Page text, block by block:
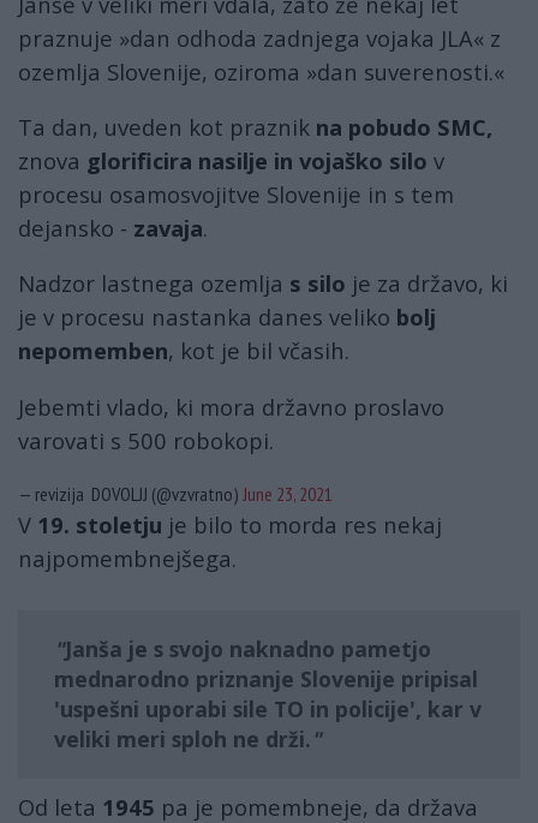
praznuje »dan odhoda zadnjega vojaka JLA« z
ozemlja Slovenije, oziroma »dan suverenosti.«
Ta dan, uveden kot praznik na pobudo SMC,
znova glorificira nasilje in vojaško silo v
procesu osamosvojitve Slovenije in s tem
dejansko - zavaja.
Nadzor lastnega ozemlja s silo je za državo, ki
je v procesu nastanka danes veliko bolj
nepomemben, kot je bil včasih.
Jebemti vlado, ki mora državno proslavo
varovati s 500 robokopi.
— revizija DOVOLJJ (@vzvratno) June 23, 2021
V 19. stoletju je bilo to morda res nekaj
najpomembnejšega.
Janša je s svojo naknadno pametjo
mednarodno priznanje Slovenije pripisal
'uspešni uporabi sile TO in policije', kar v
veliki meri sploh ne drži.
Od leta 1945 pa je pomembneje, da država